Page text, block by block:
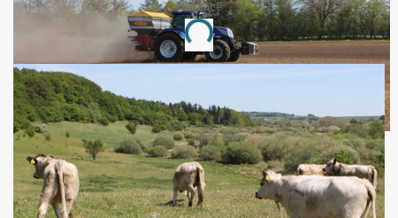
Annonce
Loading...